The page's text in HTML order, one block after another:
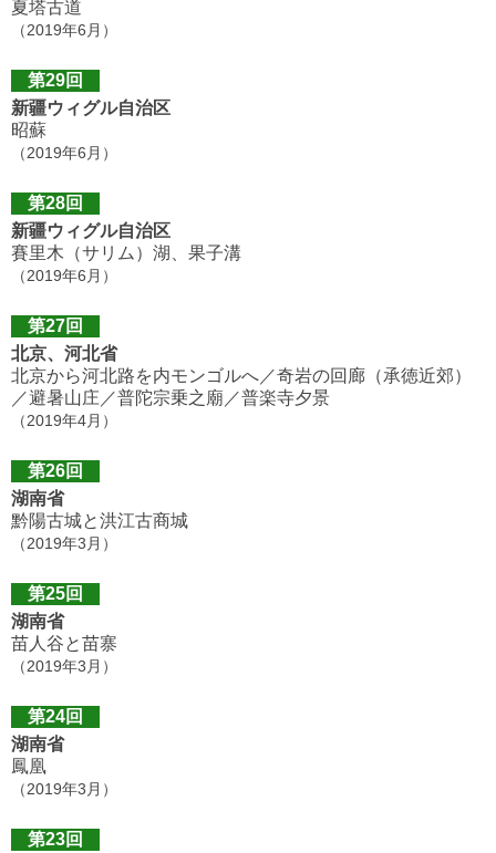
夏塔古道
（2019年6月）
第29回
新疆ウィグル自治区
昭蘇
（2019年6月）
第28回
新疆ウィグル自治区
賽里木（サリム）湖、果子溝
（2019年6月）
第27回
北京、河北省
北京から河北路を内モンゴルへ／奇岩の回廊（承徳近郊）
／避暑山庄／普陀宗乗之廟／普楽寺夕景
（2019年4月）
第26回
湖南省
黔陽古城と洪江古商城
（2019年3月）
第25回
湖南省
苗人谷と苗寨
（2019年3月）
第24回
湖南省
鳳凰
（2019年3月）
第23回